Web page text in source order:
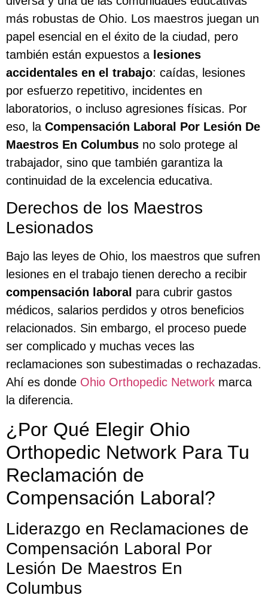
más robustas de Ohio. Los maestros juegan un
papel esencial en el éxito de la ciudad, pero
también están expuestos a lesiones
accidentales en el trabajo: caídas, lesiones
por esfuerzo repetitivo, incidentes en
laboratorios, o incluso agresiones físicas. Por
eso, la Compensación Laboral Por Lesión De
Maestros En Columbus no solo protege al
trabajador, sino que también garantiza la
continuidad de la excelencia educativa.
Derechos de los Maestros
Lesionados
Bajo las leyes de Ohio, los maestros que sufren
lesiones en el trabajo tienen derecho a recibir
compensación laboral para cubrir gastos
médicos, salarios perdidos y otros beneficios
relacionados. Sin embargo, el proceso puede
ser complicado y muchas veces las
reclamaciones son subestimadas o rechazadas.
Ahí es donde Ohio Orthopedic Network marca
la diferencia.
¿Por Qué Elegir Ohio
Orthopedic Network Para Tu
Reclamación de
Compensación Laboral?
Liderazgo en Reclamaciones de
Compensación Laboral Por
Lesión De Maestros En
Columbus